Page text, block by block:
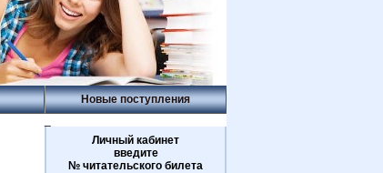
Новые поступления
Личный кабинет
введите
№ читательского билета